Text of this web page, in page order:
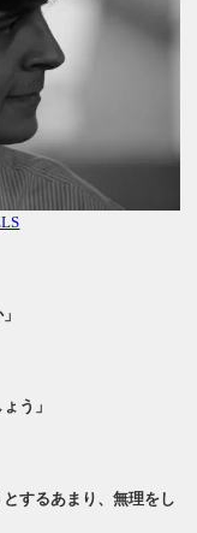
う」
するあまり、無理をし